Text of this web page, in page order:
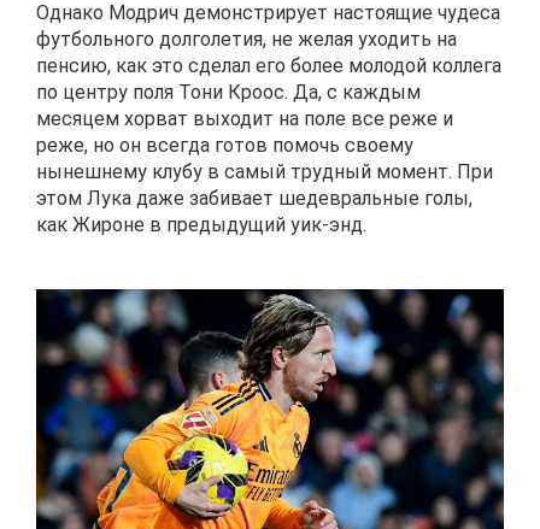
Однако Модрич демонстрирует настоящие чудеса
футбольного долголетия, не желая уходить на
пенсию, как это сделал его более молодой коллега
по центру поля Тони Кроос. Да, с каждым
месяцем хорват выходит на поле все реже и
реже, но он всегда готов помочь своему
нынешнему клубу в самый трудный момент. При
этом Лука даже забивает шедевральные голы,
как Жироне в предыдущий уик-энд.